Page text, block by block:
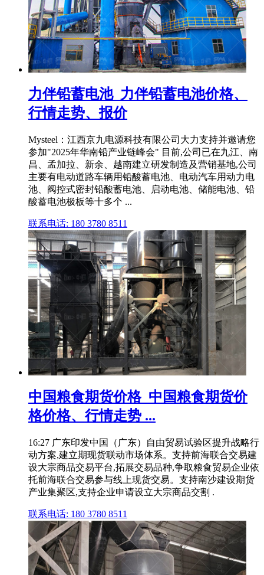
力伴铅蓄电池_力伴铅蓄电池价格、
行情走势、报价
Mysteel：江西京九电源科技有限公司大力支持并邀请您
参加"2025年华南铅产业链峰会" 目前,公司已在九江、南
昌、孟加拉、新余、越南建立研发制造及营销基地,公司
主要有电动道路车辆用铅酸蓄电池、电动汽车用动力电
池、阀控式密封铅酸蓄电池、启动电池、储能电池、铅
酸蓄电池极板等十多个 ...
联系电话: 180 3780 8511
中国粮食期货价格_中国粮食期货价
格价格、行情走势 ...
16:27 广东印发中国（广东）自由贸易试验区提升战略行
动方案,建立期现货联动市场体系。支持前海联合交易建
设大宗商品交易平台,拓展交易品种,争取粮食贸易企业依
托前海联合交易参与线上现货交易。支持南沙建设期货
产业集聚区,支持企业申请设立大宗商品交割 .
联系电话: 180 3780 8511